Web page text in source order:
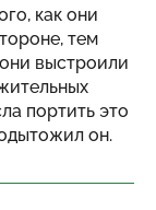
как они
тем
выстроили
портить это
он.